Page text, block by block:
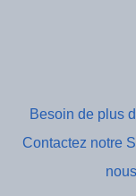
Besoin de plus
Contactez notre